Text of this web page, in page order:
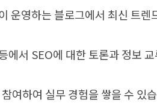
운영하는 블로그에서 최신 트렌
에서 SEO에 대한 토론과 정보
여하여 실무 경험을 쌓을 수 있